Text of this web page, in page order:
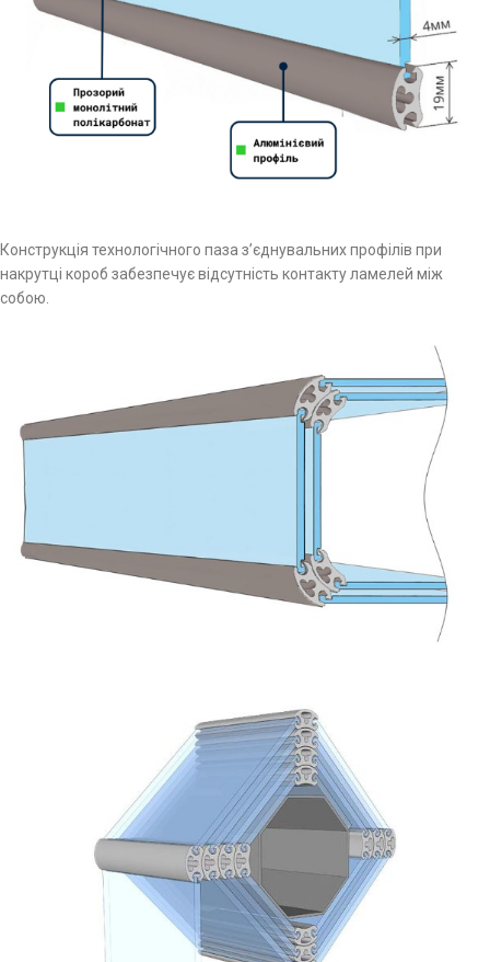
Конструкція технологічного паза з’єднувальних профілів при
накрутці короб забезпечує відсутність контакту ламелей між
собою.